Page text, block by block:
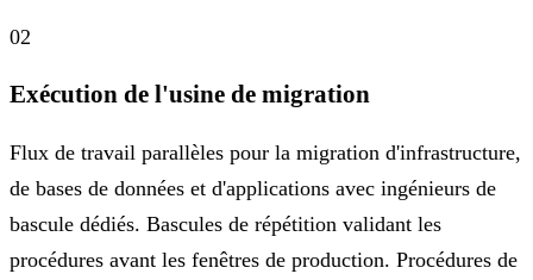
02
Exécution de l'usine de migration
Flux de travail parallèles pour la migration d'infrastructure,
de bases de données et d'applications avec ingénieurs de
bascule dédiés. Bascules de répétition validant les
procédures avant les fenêtres de production. Procédures de